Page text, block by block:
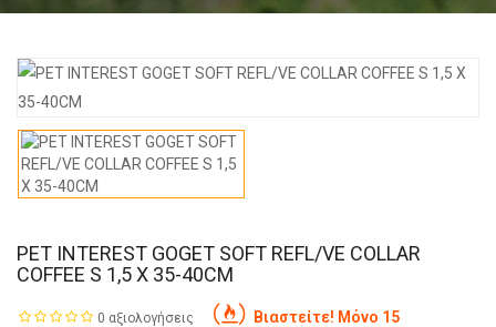
PET INTEREST GOGET SOFT REFL/VE COLLAR
COFFEE S 1,5 X 35-40CM
0 αξιολογήσεις
Βιαστείτε! Μόνο 15